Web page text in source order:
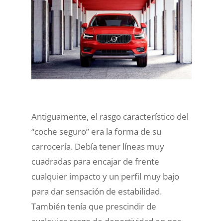
Antiguamente, el rasgo característico del
“coche seguro” era la forma de su
carrocería. Debía tener líneas muy
cuadradas para encajar de frente
cualquier impacto y un perfil muy bajo
para dar sensación de estabilidad.
También tenía que prescindir de